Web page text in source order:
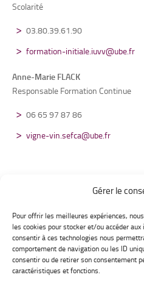
Gérer le
Pour offrir les meilleures expériences,
les cookies pour stocker et/ou accéder
consentir à ces technologies nous
comportement de navigation ou les ID
consentir ou de retirer son consentement
caractéristiques et fonctions.
Scolarité
03.80.39.61.90
formation-initiale.iuvv@ube.fr
Anne-Marie FLACK
Responsable Formation Continue
06 65 97 87 86
vigne-vin.sefca@ube.fr
Institut Universitaire
de la Vigne et du Vin
2 rue claude Ladrey
21000 Dijon
Tél : 03.80.39.62.34
Coordonnées et